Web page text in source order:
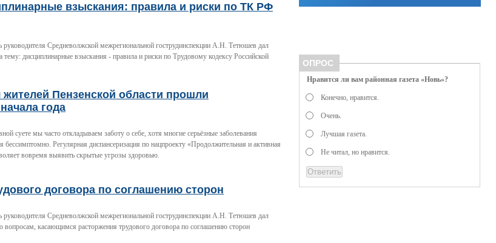
взыскания: правила и риски по ТК РФ
руководителя Средневолжской межрегиональной гострудинспекции А.Н. Тетюшев дал
тему: дисциплинарные взыскания - правила и риски по Трудовому кодексу Российской
жителей Пензенской области прошли
года
суете мы часто откладываем заботу о себе, хотя многие серьёзные заболевания
бессимптомно. Регулярная диспансеризация по нацпроекту «Продолжительная и активная
вовремя выявить скрытые угрозы здоровью.
договора по соглашению сторон
руководителя Средневолжской межрегиональной гострудинспекции А.Н. Тетюшев дал
вопросам, касающимся расторжения трудового договора по соглашению сторон
ОПРОС
Нравится ли вам районная газета «Новь»?
Конечно, нравится.
Очень.
Лучшая газета.
Не читал, но нравится.